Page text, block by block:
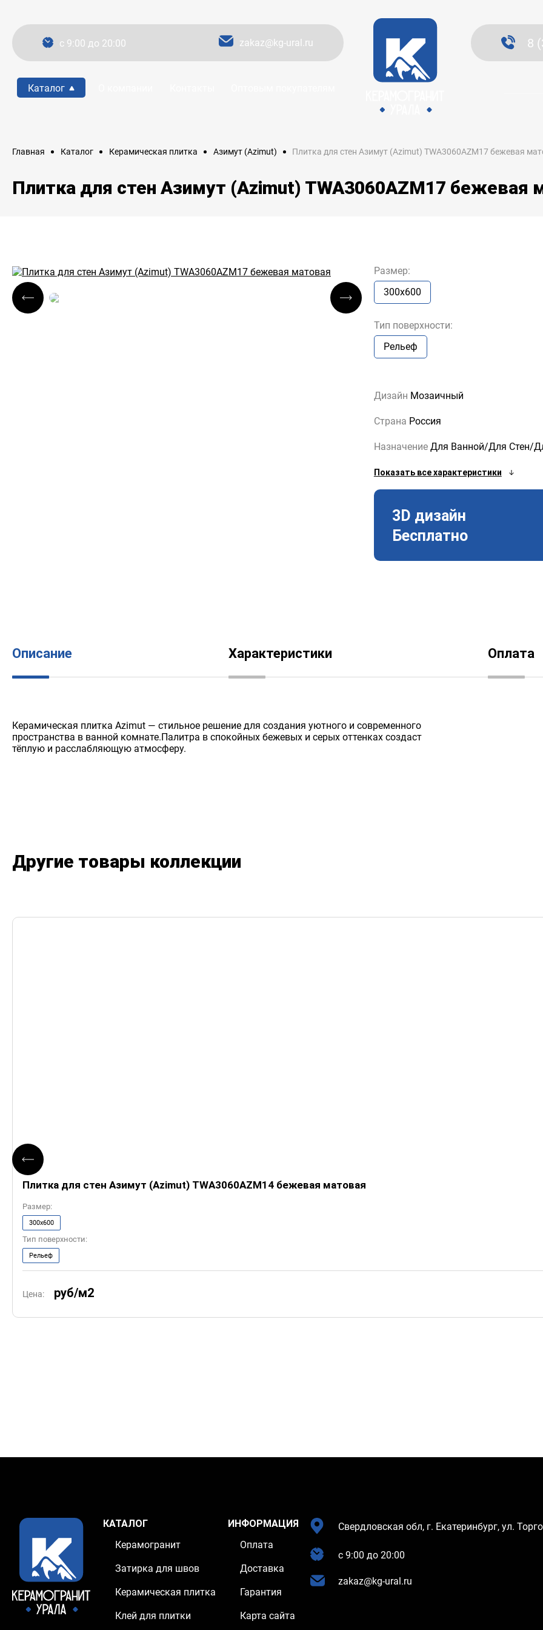
c 9:00 до 20:00 zakaz@kg-ural.ru
Каталог
8
Главная Каталог Керамическая плитка Азимут (Azimut) Плитка для стен Азимут (Azimut) TWA3060AZM17 бежевая
Плитка для стен Азимут (Azimut) TWA3060AZM17 бежевая
Размер:
300x600
Тип поверхности:
Рельеф
Дизайн Мозаичный
Страна Россия
Назначение Для Ванной/Для Стен/
Показать все характеристики
3D дизайн
Бесплатно
Описание Характеристики Оплата
Керамическая плитка Azimut — стильное решение для создания уютного и современного
пространства в ванной комнате.Палитра в спокойных бежевых и серых оттенках создаст
тёплую и расслабляющую атмосферу.
Другие товары коллекции
Плитка для стен Азимут (Azimut) TWA3060AZM14 бежевая матовая
Цена: руб/м2
Размер:
300x600
Тип поверхности:
Рельеф
КАТАЛОГ
Керамогранит
Затирка для швов
Керамическая плитка
Клей для плитки
ИНФОРМАЦИЯ
Оплата
Доставка
Гарантия
Карта сайта
Свердловская обл, г. Екатеринбург, ул.
c 9:00 до 20:00
zakaz@kg-ural.ru